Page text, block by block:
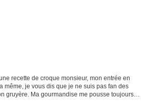
recette de croque monsieur, mon entrée en
même, je vous dis que je ne suis pas fan des
gruyère. Ma gourmandise me pousse toujours à